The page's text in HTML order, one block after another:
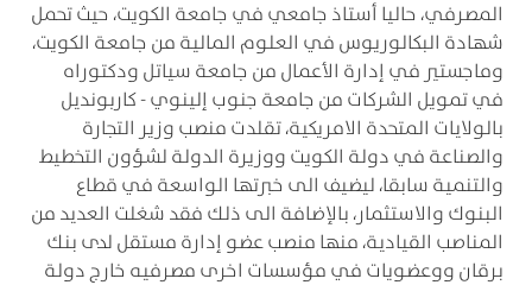
المصرفي، حاليا أستاذ جامعي في جامعة الكويت، حيث تحمل
شهادة البكالوريوس في العلوم المالية من جامعة الكويت،
وماجستير في إدارة الأعمال من جامعة سياتل ودكتوراه
في تمويل الشركات من جامعة جنوب إلينوي - كاربونديل
بالولايات المتحدة الامريكية، تقلدت منصب وزير التجارة
والصناعة في دولة الكويت ووزيرة الدولة لشؤون التخطيط
والتنمية سابقا، ليضيف الى خبرتها الواسعة في قطاع
البنوك والاستثمار، بالإضافة الى ذلك فقد شغلت العديد من
المناصب القيادية، منها منصب عضو إدارة مستقل لدى بنك
برقان ووعضويات في مؤسسات اخرى مصرفيه خارج دولة